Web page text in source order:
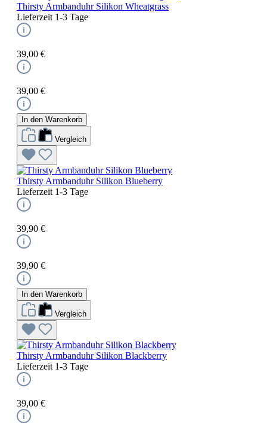
Thirsty Armbanduhr Silikon Wheatgrass
Lieferzeit 1-3 Tage
39,00 €
39,00 €
In den Warenkorb
Vergleich
Thirsty Armbanduhr Silikon Blueberry
Lieferzeit 1-3 Tage
39,90 €
39,90 €
In den Warenkorb
Vergleich
Thirsty Armbanduhr Silikon Blackberry
Lieferzeit 1-3 Tage
39,00 €